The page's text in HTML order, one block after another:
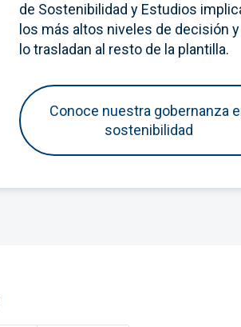
de Sostenibilidad y Estudios
los más altos niveles de decisión
lo trasladan al resto de la plantilla.
Conoce nuestra gobernanza
sostenibilidad